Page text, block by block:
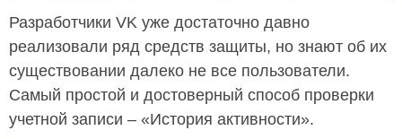
Разработчики VK уже достаточно давно
реализовали ряд средств защиты, но знают об их
существовании далеко не все пользователи.
Самый простой и достоверный способ проверки
учетной записи – «История активности».